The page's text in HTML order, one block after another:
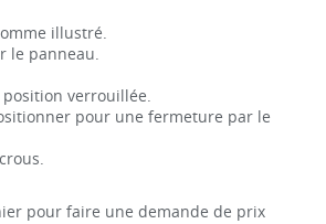
illustré.
le panneau.
verrouillée.
pour une fermeture par le
pour faire une demande de prix